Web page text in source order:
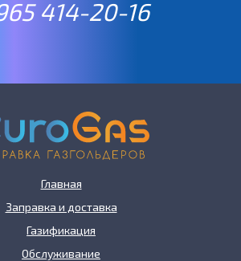
414-20-16
Главная
Заправка и доставка
Газификация
Обслуживание